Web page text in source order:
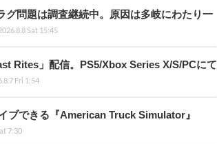
問題は調査継続中。原因は多岐にわたり一
Sat 15:45
Rites」配信。PS5/Xbox Series X/S/PCにて
Fri 1:54
ブできる『American Truck Simulator』
7:30